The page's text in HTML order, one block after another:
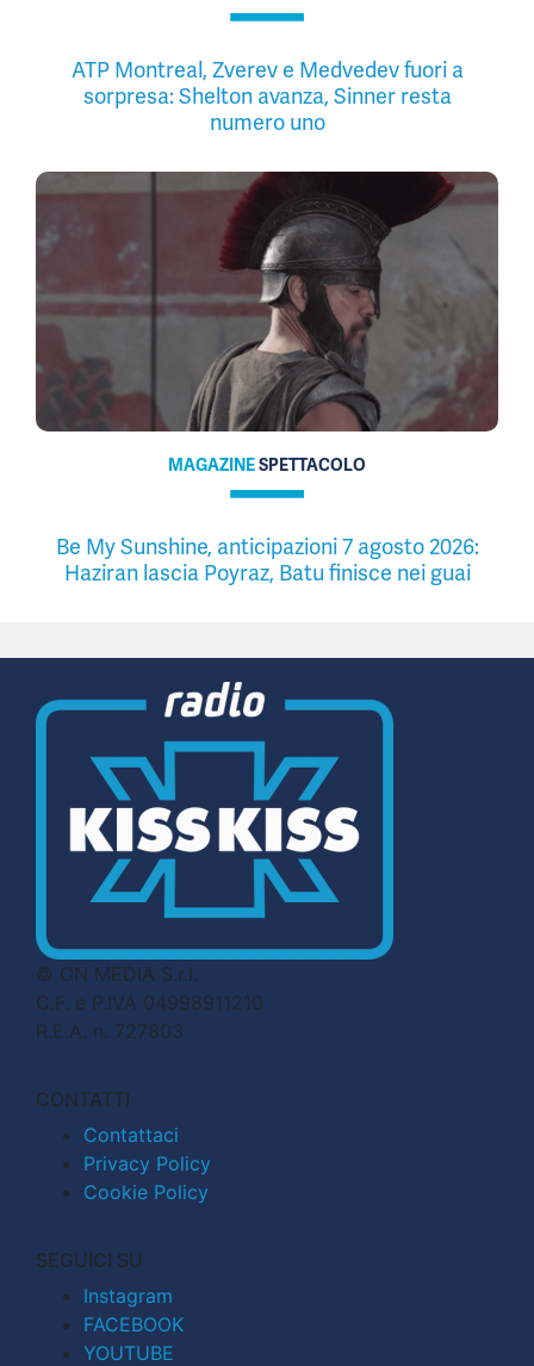
ATP Montreal, Zverev e Medvedev fuori a
sorpresa: Shelton avanza, Sinner resta
numero uno
MAGAZINESPETTACOLO
Be My Sunshine, anticipazioni 7 agosto 2026:
Haziran lascia Poyraz, Batu finisce nei guai
© CN MEDIA S.r.l.
C.F. e P.IVA 04998911210
R.E.A. n. 727803
CONTATTI
Contattaci
Privacy Policy
Cookie Policy
SEGUICI SU
Instagram
FACEBOOK
YOUTUBE